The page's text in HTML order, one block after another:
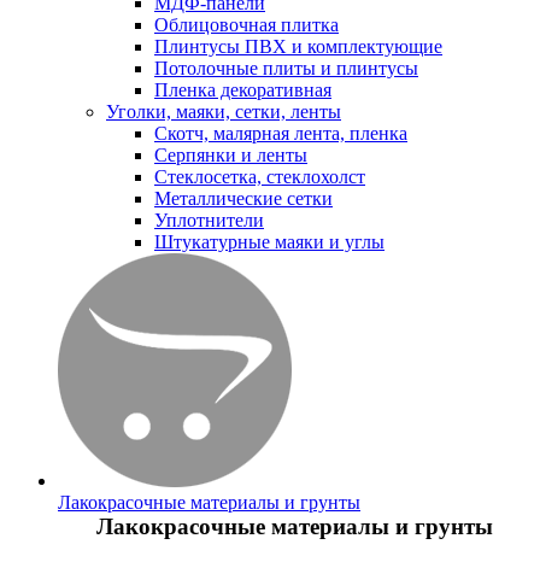
Облицовочная плитка
Плинтусы ПВХ и комплектующие
Потолочные плиты и плинтусы
Пленка декоративная
Уголки, маяки, сетки, ленты
Скотч, малярная лента, пленка
Серпянки и ленты
Стеклосетка, стеклохолст
Металлические сетки
Уплотнители
Штукатурные маяки и углы
Лакокрасочные материалы и грунты
Лакокрасочные материалы и грунты